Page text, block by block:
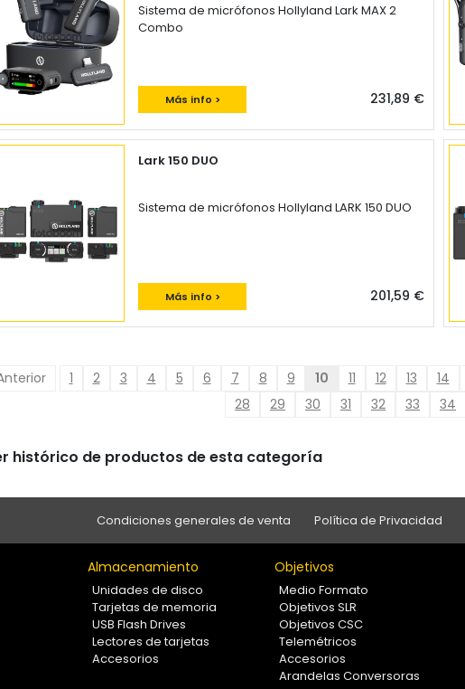
Sistema de micrófonos Hollyland Lark MAX 2
Combo
Más info > 231,89 €
Lark 150 DUO
Sistema de micrófonos Hollyland LARK 150 DUO
Más info > 201,59 €
1 2 3 4 5 6 7 8 9 10 11 12 13 14
28
29 30 31 32 33 34
histórico de productos de esta categoría
Condiciones generales de venta Política de Privacidad
Almacenamiento
Unidades de disco
Tarjetas de memoria
USB Flash Drives
Lectores de tarjetas
Accesorios
Objetivos
Medio Formato
Objetivos SLR
Objetivos CSC
Telemétricos
Accesorios
Arandelas Conversoras